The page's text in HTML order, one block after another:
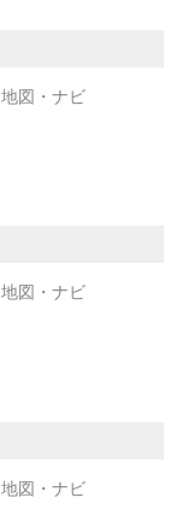
地図・ナビ
地図・ナビ
地図・ナビ